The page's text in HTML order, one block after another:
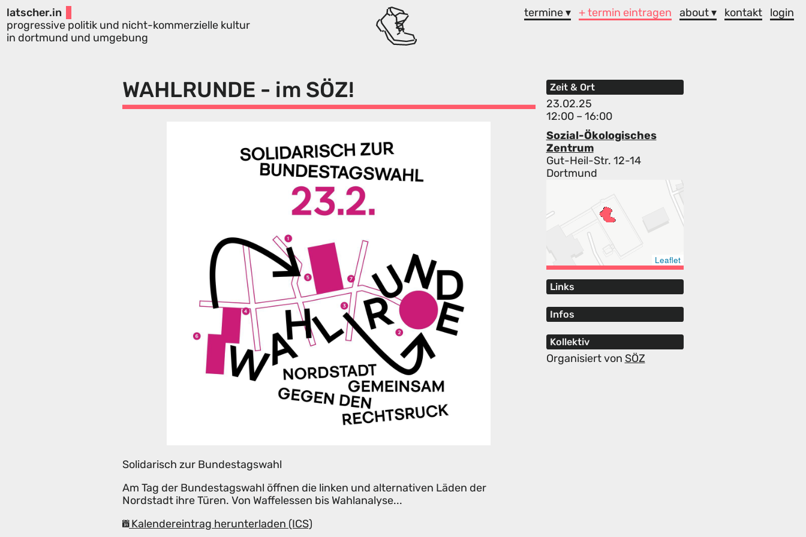
latscher.in
progressive politik und nicht-kommerzielle kultur
in dortmund und umgebung
termine ▾ + termin eintragen about ▾ kontakt login
WAHLRUNDE - im SÖZ! Zeit & Ort
23.02.25
12:00 – 16:00
Sozial-Ökologisches
Zentrum
Gut-Heil-Str. 12-14
Dortmund
Leaflet
Links
Infos
Kollektiv
Organisiert von SÖZ
Solidarisch zur Bundestagswahl
Am Tag der Bundestagswahl öffnen die linken und alternativen Läden der
Nordstadt ihre Türen. Von Waffelessen bis Wahlanalyse...
Kalendereintrag herunterladen (ICS)